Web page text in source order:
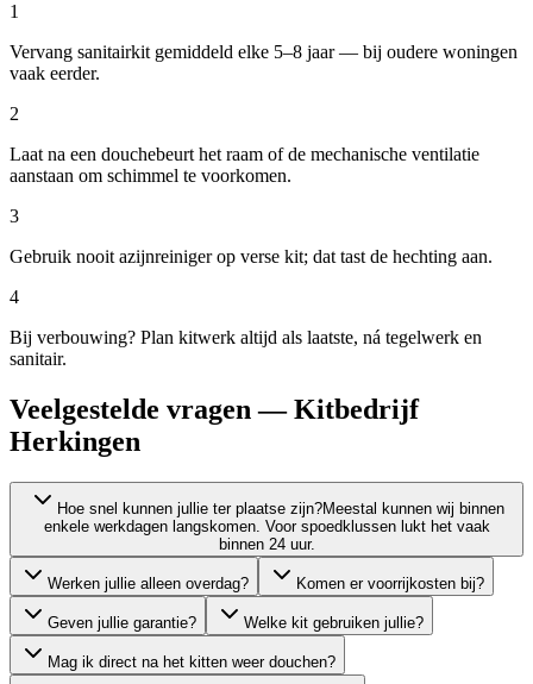
1
Vervang sanitairkit gemiddeld elke 5–8 jaar — bij oudere woningen
vaak eerder.
2
Laat na een douchebeurt het raam of de mechanische ventilatie
aanstaan om schimmel te voorkomen.
3
Gebruik nooit azijnreiniger op verse kit; dat tast de hechting aan.
4
Bij verbouwing? Plan kitwerk altijd als laatste, ná tegelwerk en
sanitair.
Veelgestelde vragen — Kitbedrijf
Herkingen
Hoe snel kunnen jullie ter plaatse zijn?Meestal kunnen wij binnen
enkele werkdagen langskomen. Voor spoedklussen lukt het vaak
binnen 24 uur.
Werken jullie alleen overdag? Komen er voorrijkosten bij?
Geven jullie garantie? Welke kit gebruiken jullie?
Mag ik direct na het kitten weer douchen?